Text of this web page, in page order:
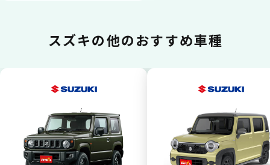
一括払いが可能
いままで難しかったカーリースの利用料金を
一括（一回）払いで可能。
スズキの他のおすすめ車種